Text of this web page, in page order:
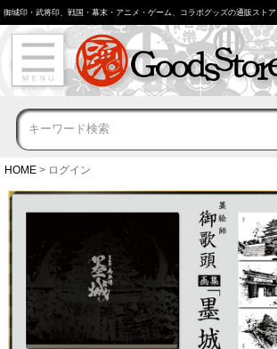
御城印・武将印、戦国・幕末・アニメ・ゲーム、コラボグッズの通販ストア
HOME ログイン